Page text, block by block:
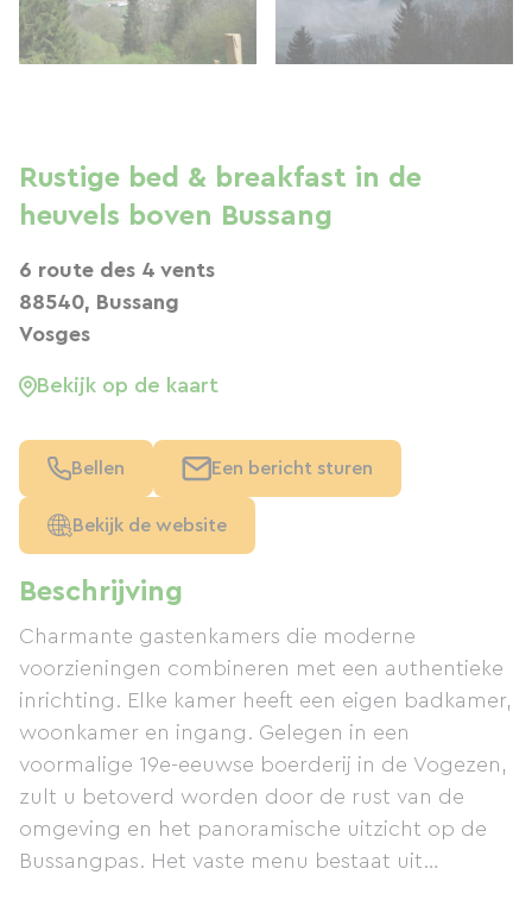
Beschrijving
Charmante gastenkamers die moderne
voorzieningen combineren met een authentieke
inrichting. Elke kamer heeft een eigen badkamer,
woonkamer en ingang. Gelegen in een
voormalige 19e-eeuwse boerderij in de Vogezen,
zult u betoverd worden door de rust van de
omgeving en het panoramische uitzicht op de
Bussangpas. Het vaste menu bestaat uit
Rustige bed & breakfast in de
heuvels boven Bussang
6 route des 4 vents
88540, Bussang
Vosges
Bekijk op de kaart
Bellen Een bericht sturen
Bekijk de website